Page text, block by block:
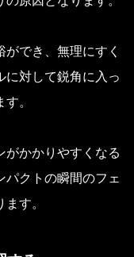
でき、無理にすく
に対して鋭角に入っ
。
がかかりやすくなる
パクトの瞬間のフェ
す。